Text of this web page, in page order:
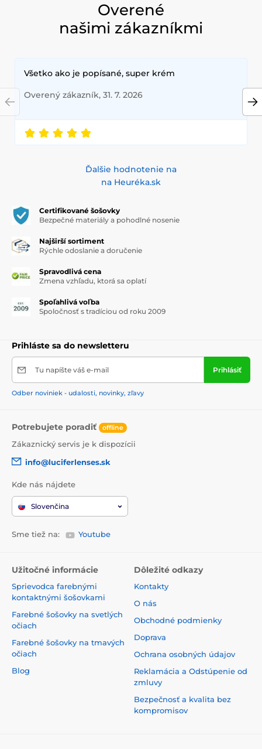
Overené
našimi zákazníkmi
Všetko ako je popísané, super krém
Overený zákazník, 31. 7. 2026
Ďalšie hodnotenie na
na Heuréka.sk
Certifikované šošovky
Bezpečné materiály a pohodlné nosenie
Najširší sortiment
Rýchle odoslanie a doručenie
Spravodlivá cena
Zmena vzhľadu, ktorá sa oplatí
Spoľahlivá voľba
Spoločnosť s tradíciou od roku 2009
Prihláste sa do newsletteru
Tu napíšte váš e-mail Prihlásiť
Odber noviniek - udalosti, novinky, zľavy
Potrebujete poradiť offline
Zákaznický servis je k dispozícii
info@luciferlenses.sk
Kde nás nájdete
Slovenčina
Sme tiež na: Youtube
Užitočné informácie
Sprievodca farebnými
kontaktnými šošovkami
Farebné šošovky na svetlých
očiach
Farebné šošovky na tmavých
očiach
Blog
Dôležité odkazy
Kontakty
O nás
Obchodné podmienky
Doprava
Ochrana osobných údajov
Reklamácia a Odstúpenie od
zmluvy
Bezpečnosť a kvalita bez
kompromisov